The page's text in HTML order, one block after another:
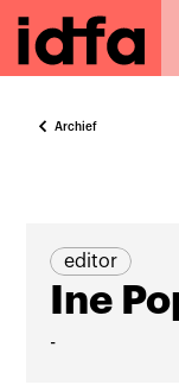
Archief
editor
Ine
-